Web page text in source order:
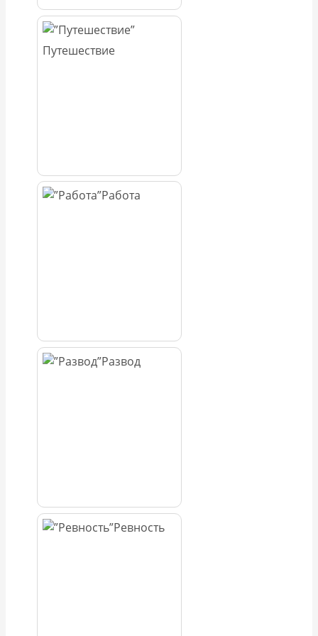
Путешествие
Работа
Развод
Ревность